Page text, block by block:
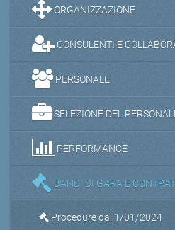
ORGANIZZAZIONE
CONSULENTI E
PERSONALE
SELEZIONE DEL
PERFORMANCE
BANDI DI GARA E
Procedure dal 1/01/2024